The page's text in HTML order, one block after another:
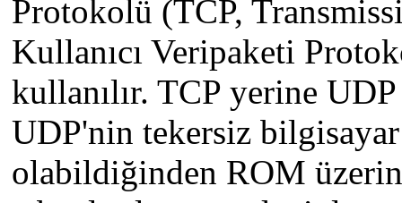
Protokolü (TCP,
Kullanıcı Veripaketi
kullanılır. TCP yerine
UDP'nin tekersiz
olabildiğinden ROM